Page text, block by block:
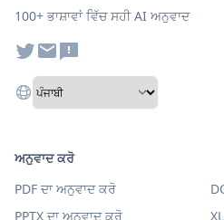
100+ ਭਾਸ਼ਾਵਾਂ ਵਿੱਚ ਸਹੀ AI ਅਨੁਵਾਦ
ਅਨੁਵਾਦ ਕਰੋ
PDF ਦਾ ਅਨੁਵਾਦ ਕਰੋ
PPTX ਦਾ ਅਨੁਵਾਦ ਕਰੋ